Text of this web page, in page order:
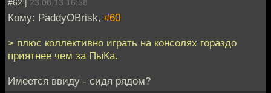
#62 | 23.08.13 16:58
Кому: PaddyOBrisk, #60
> плюс коллективно играть на консолях гораздо
приятнее чем за ПыКа.
Имеется ввиду - сидя рядом?